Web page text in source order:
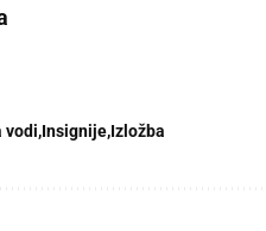
vodi Insignije Izložba